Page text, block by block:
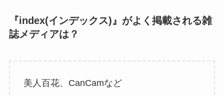
『index(インデックス)』がよく掲載される雑
誌メディアは？
美人百花、CanCamなど